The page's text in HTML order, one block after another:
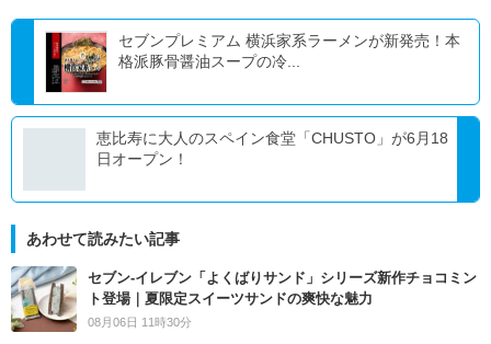
セブンプレミアム 横浜家系ラーメンが新発売！本
格派豚骨醤油スープの冷...
恵比寿に大人のスペイン食堂「CHUSTO」が6月18
日オープン！
あわせて読みたい記事
セブン‐イレブン「よくばりサンド」シリーズ新作チョコミン
ト登場｜夏限定スイーツサンドの爽快な魅力
08月06日 11時30分